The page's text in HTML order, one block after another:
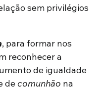
sem privilégios
, para formar nos
reconhecer a
de igualdade
decomunhão na